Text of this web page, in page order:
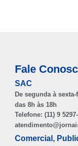
Fale
SAC
De segunda à sexta-
das 8h às 18h
Telefone: (11) 9
Comercial,